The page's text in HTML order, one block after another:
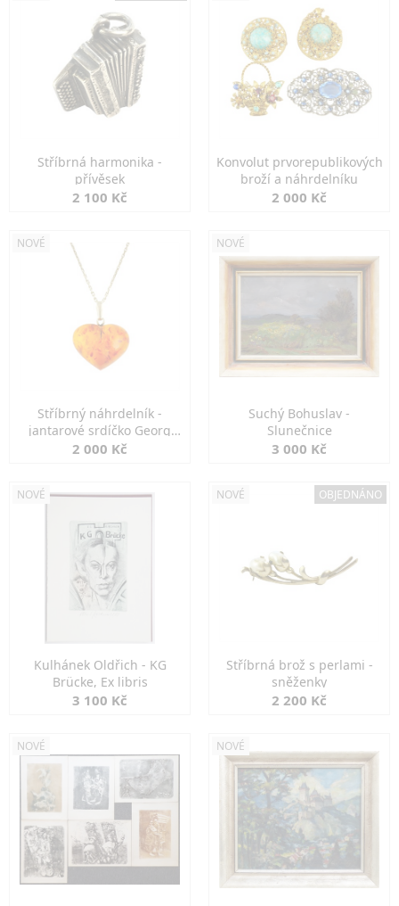
Stříbrná harmonika -
přívěsek
2 100 Kč
Konvolut prvorepublikových
broží a náhrdelníku
2 000 Kč
NOVÉ
Stříbrný náhrdelník -
jantarové srdíčko Georg
Kramer
2 000 Kč
NOVÉ
Suchý Bohuslav -
Slunečnice
3 000 Kč
NOVÉ
Kulhánek Oldřich - KG
Brücke, Ex libris
3 100 Kč
NOVÉ OBJEDNÁNO
Stříbrná brož s perlami -
sněženky
2 200 Kč
NOVÉ NOVÉ